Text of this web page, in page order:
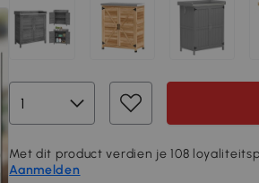
Met dit product verdien je 108
Aanmelden